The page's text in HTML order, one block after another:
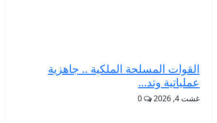
القوات المسلحة الملكية .. جاهزية
عملياتية وتد...
غشت 4, 2026 0